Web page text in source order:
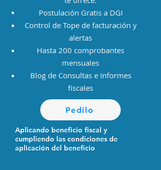
Postulación Gratis a DGI
Control de Tope de facturación y
alertas
​Hasta 200 comprobantes
mensuales
Blog de Consultas e Informes
fiscales
Pedilo
Aplicando beneficio fiscal y
cumpliendo las condiciones de
aplicación del beneficio